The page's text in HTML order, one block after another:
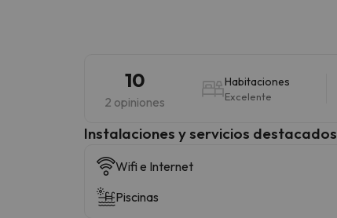
10
2 opiniones
Habitaciones
Excelente
Instalaciones y servicios destacados
Wifi e Internet
Piscinas